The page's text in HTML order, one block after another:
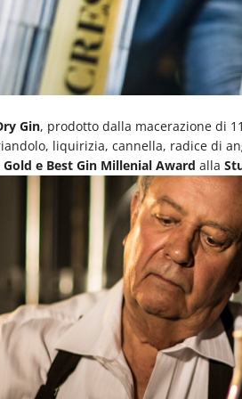
Gin, prodotto dalla macerazione di
liquirizia, cannella, radice di
Gold e Best Gin Millenial Award alla